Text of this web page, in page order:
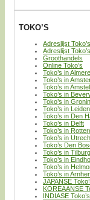
TOKO’S
Adreslijst
Adreslijst
Groothandels
Online Toko’s
Toko’s in Almere
Toko’s in
Toko’s in
Toko’s in
Toko’s in
Toko’s in Leiden
Toko’s in Den
Toko’s in Delft
Toko’s in
Toko’s in
Toko’s Den
Toko’s in Tilburg
Toko’s in
Toko’s in
Toko’s in
JAPANSE
KOREAANSE
INDIASE Toko’s